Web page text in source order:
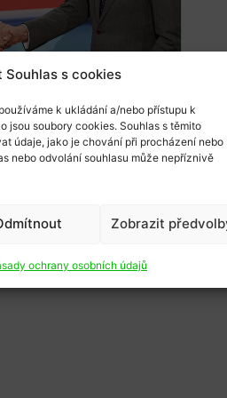
Souhlas s cookies
k ukládání a/nebo přístupu k
jsou soubory cookies. Souhlas s těmito
údaje, jako je chování při procházení nebo
nebo odvolání souhlasu může nepříznivě
Zobrazit
ochrany osobních údajů
jaz...
V opakovaném 2.
Alexa...